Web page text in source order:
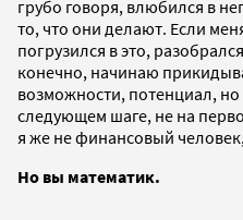
грубо говоря, влюбился в
то, что они делают. Если
погрузился в это,
конечно, начинаю
возможности, потенциал, но
следующем шаге, не на
я же не финансовый
Но вы математик.